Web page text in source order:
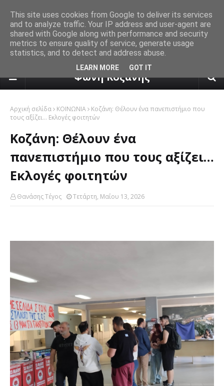
πρόγνωση καιρού από το
Φωνή Κοζάνης
Αρχική σελίδα ΚΟΙΝΩΝΙΑ
Κοζάνη: Θέλουν ένα πανεπιστήμιο που
τους αξίζει… Εκλογές φοιτητών
Κοζάνη: Θέλουν ένα
πανεπιστήμιο που τους αξίζει…
Εκλογές φοιτητών
Θανάσης Τέγος Τετάρτη, Μαΐου 13, 2026
This site uses cookies from Google to deliver its services
and to analyze traffic. Your IP address and user-agent are
shared with Google along with performance and security
metrics to ensure quality of service, generate usage
statistics, and to detect and address abuse.
LEARN MORE GOT IT